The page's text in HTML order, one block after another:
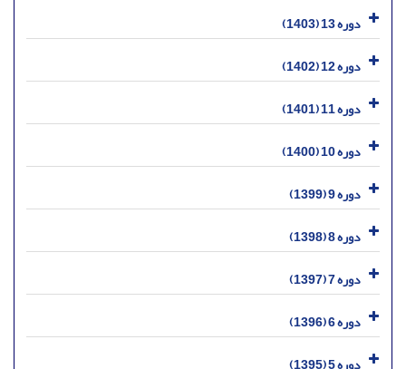
دوره 13 (1403)
دوره 12 (1402)
دوره 11 (1401)
دوره 10 (1400)
دوره 9 (1399)
دوره 8 (1398)
دوره 7 (1397)
دوره 6 (1396)